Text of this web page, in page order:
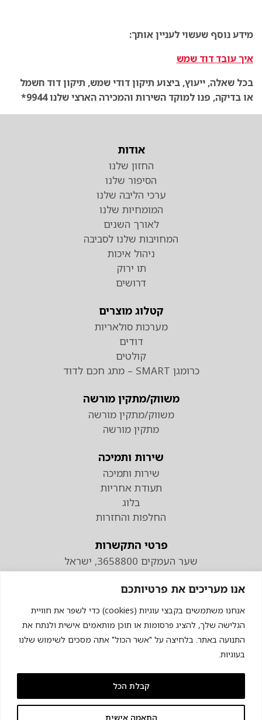
אנו מעריכים את פרטיותכם
אנחנו משתמשים בקבצי עוגיות (cookies) כדי לשפר את חוויית
הגלישה שלך, להציג פרסומות או תוכן מותאמים אישית ולנתח את
התנועה באתר. בלחיצה על "אשר הכול" אתה מסכים לשימוש שלנו
בעוגיות.
התאמה אישית
קבלת הכל
מידע נוסף שעשוי לעניין אותך:
איך עובד דוד שמש
בכל שאלה, ייעוץ, ביצוע תיקון דודי שמש, תיקון דוד חשמל
או בדיקה, פנו למוקד השירות והמכירה הארצי שלנו 9944*
אודות
החזון שלנו
הסיפור שלנו
ערכי הליבה שלנו
המומחיות שלנו
לאורך השנים
המחויבות שלנו לסביבה
ניהול איכות
תו ירוק
דרושים
קטלוג מוצרים
מערכות סולאריות
דודים
קולטים
כרומגן SMART – מתג חכם לדוד
משווק/מתקין מורשה
משווק/מתקין מורשה
מתקין מורשה
שירות ותמיכה
שירות ותמיכה
תעודת אחריות
בלוג
החלפות והחזרות
פרטי התקשרות
שער העמקים 3658800, ישראל
טלפון
074-7110298
© כל הזכויות שמורות לכרומגן